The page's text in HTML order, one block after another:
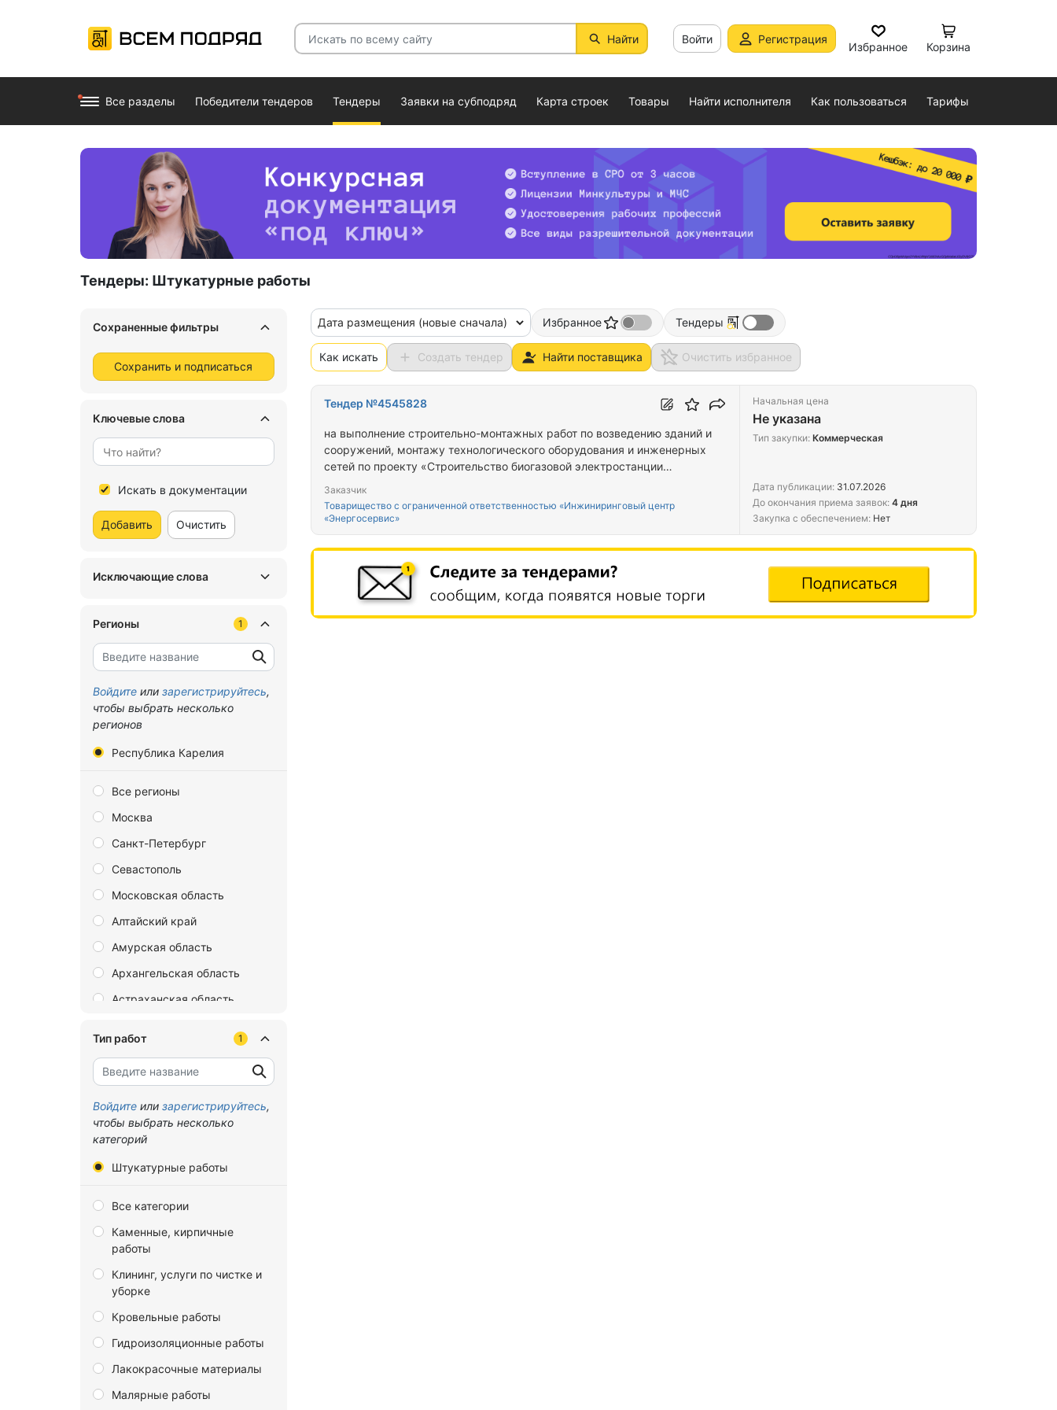
Найти Войти Регистрация
Избранное Корзина
Все разделы Победители тендеров Тендеры Заявки на субподряд Карта строек Товары Найти исполнителя Как пользоваться Тарифы
Тендеры: Штукатурные работы
Сохраненные фильтры
Сохранить и подписаться
Ключевые слова
Искать в документации
Добавить Очистить
Исключающие слова
Регионы 1
Войдите или зарегистрируйтесь,
чтобы выбрать несколько
регионов
Республика Карелия
Все регионы
Москва
Санкт-Петербург
Севастополь
Московская область
Алтайский край
Амурская область
Архангельская область
Астраханская область
Брянская область
Владимирская область
Волгоградская область
Донецкая Народная
Еврейская автономная
Забайкальский край
Запорожская область
Ивановская область
Иркутская область
Калининградская область
Тип работ 1
Войдите или зарегистрируйтесь,
чтобы выбрать несколько
категорий
Штукатурные работы
Все категории
Каменные, кирпичные
работы
Клининг, услуги по чистке и
уборке
Кровельные работы
Гидроизоляционные работы
Лакокрасочные материалы
Малярные работы
Дата размещения (новые сначала) Избранное Тендеры
Как искать Создать тендер Найти поставщика Очистить избранное
Тендер №4545828
на выполнение строительно-монтажных работ по возведению зданий и
сооружений, монтажу технологического оборудования и инженерных
сетей по проекту «Строительство биогазовой электростанции
района, Алматинской обл., Республики Казахстан. Корректировка».
Заказчик
Товарищество с ограниченной ответственностью «Инжиниринговый центр
«Энергосервис»
Начальная цена
Не указана
Тип закупки: Коммерческая
Дата публикации: 31.07.2026
До окончания приема заявок: 4 дня
Закупка с обеспечением: Нет